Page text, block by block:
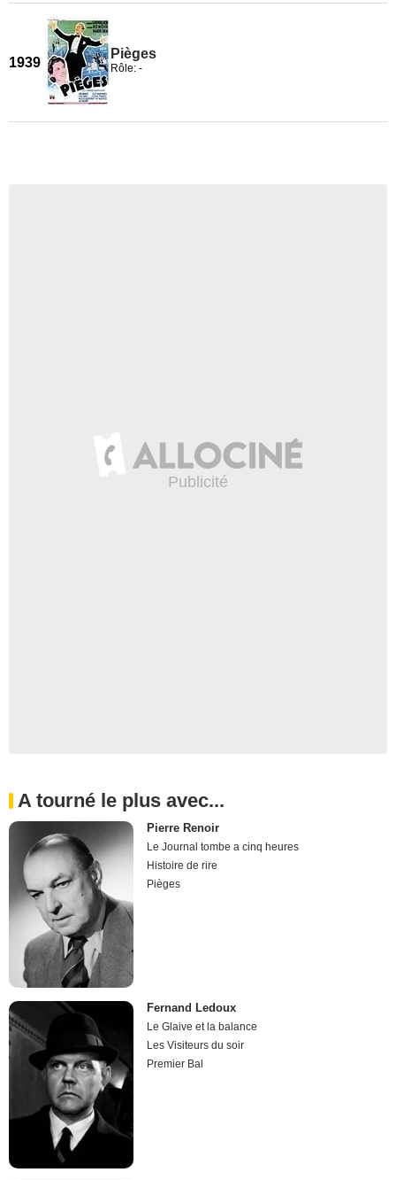
1939
Pièges
Rôle: -
A tourné le plus avec...
Pierre Renoir
Le Journal tombe a cinq heures
Histoire de rire
Pièges
Fernand Ledoux
Le Glaive et la balance
Les Visiteurs du soir
Premier Bal